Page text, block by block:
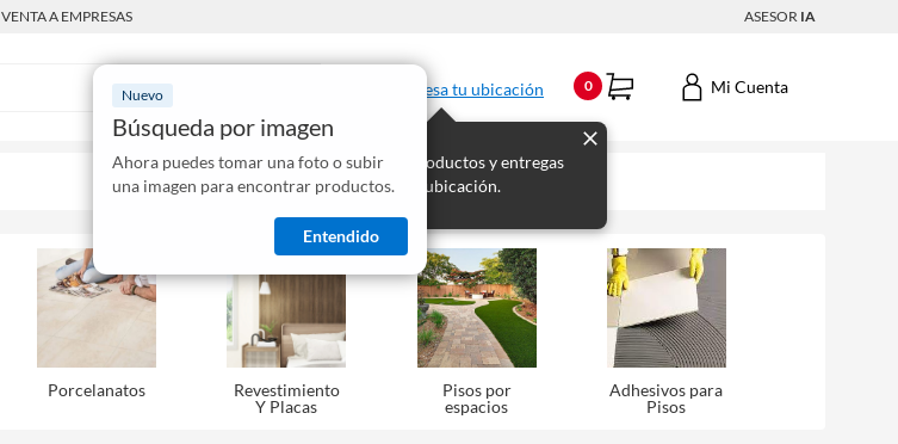
VENTA A EMPRESAS ASESOR IA
Nuevo
Búsqueda por imagen
Ahora puedes tomar una foto o subir
una imagen para encontrar productos.
Entendido
Ingresa tu ubicación
Mostraremos los productos y entregas
disponibles para tu ubicación.
0 Mi Cuenta
Porcelanatos
Revestimiento
Y Placas
Pisos por
espacios
Adhesivos para
Pisos